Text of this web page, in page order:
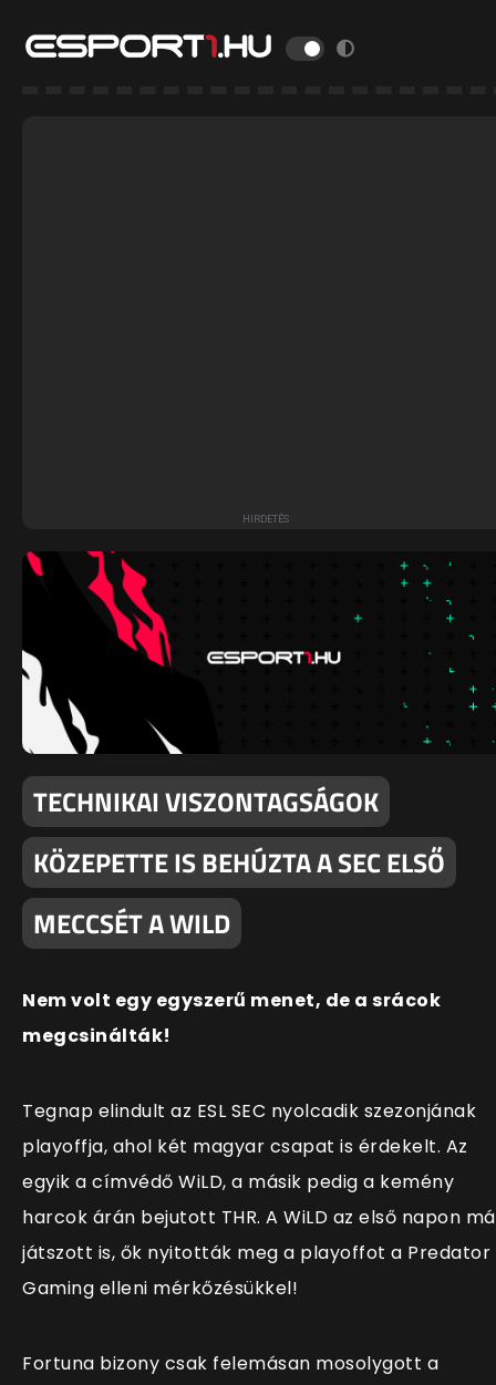
TECHNIKAI VISZONTAGSÁGOK
KÖZEPETTE IS BEHÚZTA A SEC ELSŐ
MECCSÉT A WILD
Nem volt egy egyszerű menet, de a srácok
megcsinálták!
Tegnap elindult az ESL SEC nyolcadik szezonjának
playoffja, ahol két magyar csapat is érdekelt. Az
egyik a címvédő WiLD, a másik pedig a kemény
harcok árán bejutott THR. A WiLD az első napon
játszott is, ők nyitották meg a playoffot a Predator
Gaming elleni mérkőzésükkel!
Fortuna bizony csak felemásan mosolygott a